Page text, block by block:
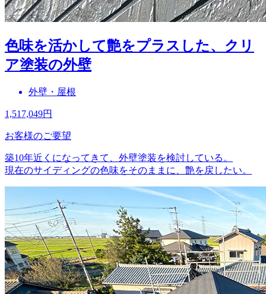
色味を活かして艶をプラスした、クリ
ア塗装の外壁
外壁・屋根
1,517,049円
お客様のご要望
築10年近くになってきて、外壁塗装を検討している。
現在のサイディングの色味をそのままに、艶を戻したい。